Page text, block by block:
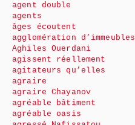
agent double
agents
âges écoutent
agglomération d’immeubles
Aghiles Ouerdani
agissent réellement
agitateurs qu’elles
agraire
agraire Chayanov
agréable bâtiment
agréable oasis